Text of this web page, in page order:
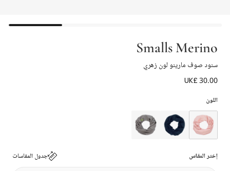
Smalls Merino
سنود صوف مارينو لون زهري
UK£ 30.00
اللون
إختر المقاس جدول المقاسات